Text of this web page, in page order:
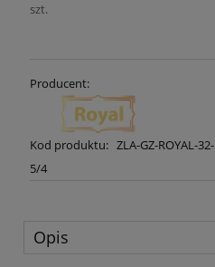
szt.
Producent:
Kod produktu: ZLA-GZ-ROYAL-32-
5/4
Opis